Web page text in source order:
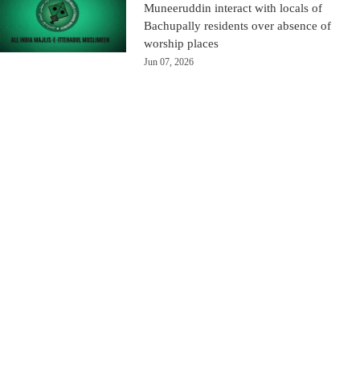
Muneeruddin interact with locals of
Bachupally residents over absence of
worship places
Jun 07, 2026